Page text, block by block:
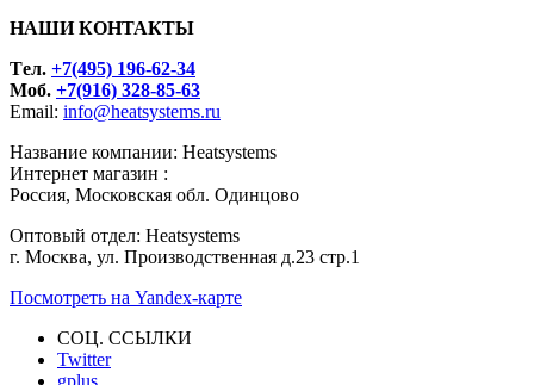
НАШИ КОНТАКТЫ
Tел. +7(495) 196-62-34
Моб. +7(916) 328-85-63
Email: info@heatsystems.ru
Название компании: Heatsystems
Интернет магазин :
Россия, Московская обл. Одинцово
Оптовый отдел: Heatsystems
г. Москва, ул. Производственная д.23 стр.1
Посмотреть на Yandex-карте
СОЦ. ССЫЛКИ
Twitter